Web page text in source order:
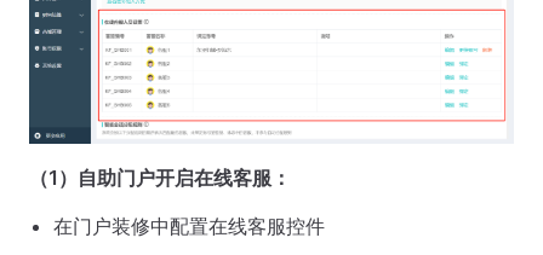
（1）自助门户开启在线客服：
在门户装修中配置在线客服控件